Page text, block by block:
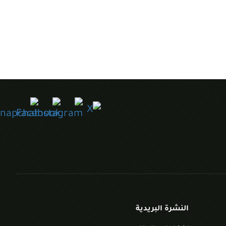
النشرة البريدية